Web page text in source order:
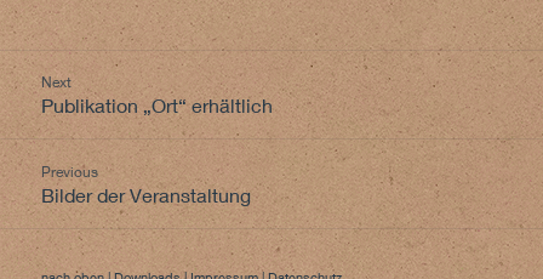
Beitragsnavigation
Next
Previous
post:
Publikation „Ort“ erhältlich
Previous
Next
post:
Bilder der Veranstaltung